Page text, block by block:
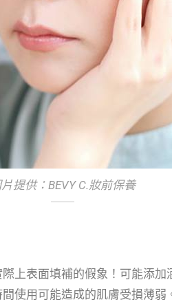
提供：BEVY C.妝前保養
上表面填補的假象！可能添
使用可能造成的肌膚受損薄弱